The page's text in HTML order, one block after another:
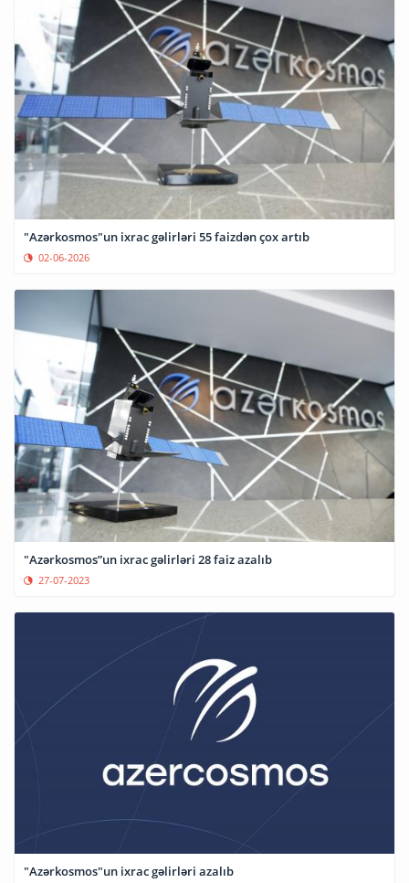
"Azərkosmos"un ixrac gəlirləri 55 faizdən çox artıb
02-06-2026
"Azərkosmos”un ixrac gəlirləri 28 faiz azalıb
27-07-2023
"Azərkosmos"un ixrac gəlirləri azalıb